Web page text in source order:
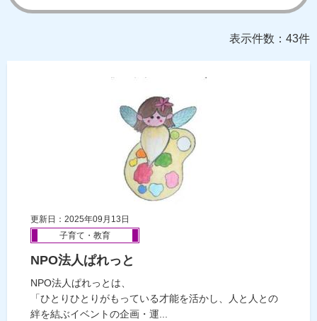
表示件数：43件
更新日：2025年09月13日
子育て・教育
NPO法人ぱれっと
NPO法人ぱれっとは、
「ひとりひとりがもっている才能を活かし、人と人との
絆を結ぶイベントの企画・運...